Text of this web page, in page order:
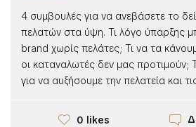
4 συμβουλές για να ανεβάσετε το
πελατών στα ύψη. Τι λόγο ύπαρξης
brand χωρίς πελάτες; Τι να τα
οι καταναλωτές δεν μας προτιμούν;
για να αυξήσουμε την πελατεία και
0 likes